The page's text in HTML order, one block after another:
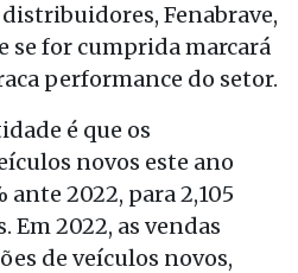
Fenabrave,
se for cumprida marcará
performance do setor.
é que os
novos este ano
ante 2022, para 2,105
2022, as vendas
de veículos novos,